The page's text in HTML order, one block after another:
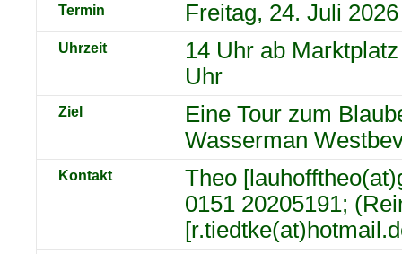
Termin Freitag, 24. Juli 2026
Uhrzeit
14 Uhr ab
Uhr
Ziel
Eine Tour zum
Wasserman
Kontakt
Theo
0151 20205191;